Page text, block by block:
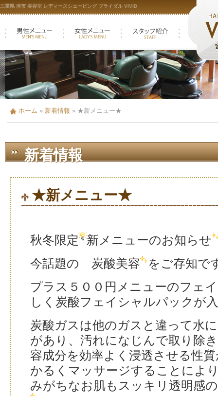
三重県 津市 美容室 レディースシェービング ブライダル VIVID
ホーム » 新着情報 » ★新メニュー★
新着情報
★新メニュー★
秋冬限定
新メニューのお知らせ
今話題の 炭酸美容
をご存知で
プラス５００円メニューのフェ
しく炭酸フェイシャルパックが
炭酸ガスは他のガスと違って水
があり、汚れになじんで取り除
容成分を効率よく浸透させる性
かるくマッサージすることによ
みがちなお肌もスッキリ透明感